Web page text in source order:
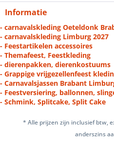
Informatie
- carnavalskleding Oeteldonk
- carnavalskleding Limburg 2027
- Feestartikelen accessoires
- Themafeest, Feestkleding
- dierenpakken, dierenkostuums
- Grappige vrijgezellenfeest
- Carnavalsjassen Brabant
- Feestversiering, ballonnen,
- Schmink, Splitcake, Split Cake
* Alle prijzen zijn inclusief btw,
anderszins